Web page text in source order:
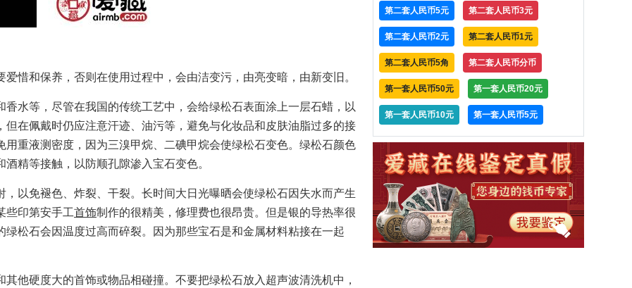
和保养，否则在使用过程中，会由洁变污，由亮变暗，由新变旧。
等，尽管在我国的传统工艺中，会给绿松石表面涂上一层石蜡，以
在佩戴时仍应注意汗迹、油污等，避免与化妆品和皮肤油脂过多的接
重液测密度，因为三溴甲烷、二碘甲烷会使绿松石变色。绿松石颜色
精等接触，以防顺孔隙渗入宝石变色。
免褪色、炸裂、干裂。长时间大日光曝晒会使绿松石因失水而产生
些印第安手工首饰制作的很精美，修理费也很昂贵。但是银的导热率很
松石会因温度过高而碎裂。因为那些宝石是和金属材料粘接在一起
硬度大的首饰或物品相碰撞。不要把绿松石放入超声波清洗机中，
第二套人民币5元 第二套人民币3元
第二套人民币2元 第二套人民币1元
第二套人民币5角 第二套人民币分币
第一套人民币50元 第一套人民币20元
第一套人民币10元 第一套人民币5元